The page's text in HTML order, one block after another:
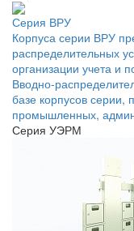
Серия ВРУ
Корпуса серии ВРУ
распределительных
организации учета и
Вводно-
базе корпусов серии,
промышленных,
Серия УЭРМ